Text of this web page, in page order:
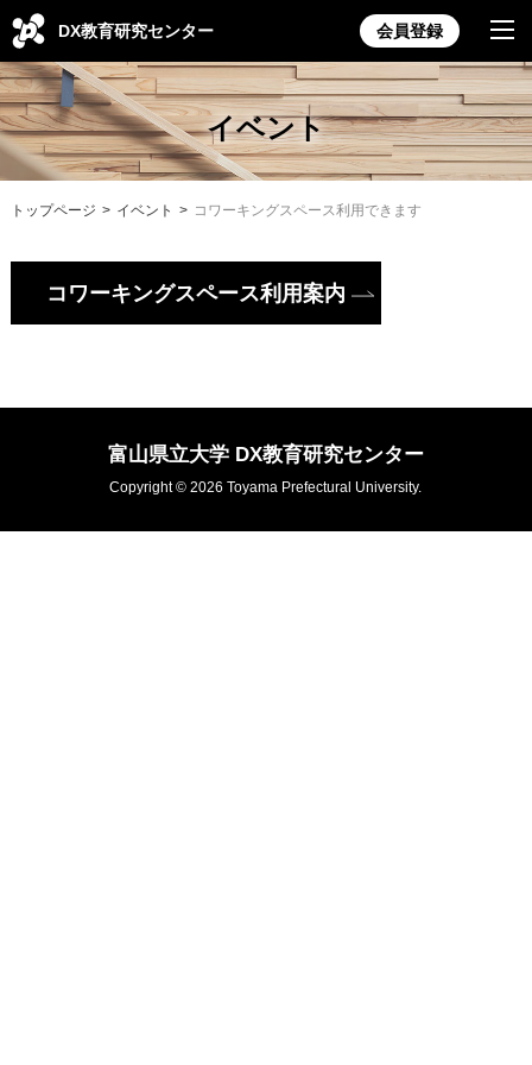
DX教育研究センター 会員登録
イベント
トップページ イベント コワーキングスペース利用できます
コワーキングスペース利用案内
富山県立大学 DX教育研究センター
Copyright ©2026 Toyama Prefectural University.